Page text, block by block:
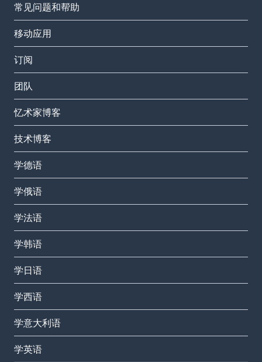
常见问题和帮助
移动应用
订阅
团队
忆术家博客
技术博客
学德语
学俄语
学法语
学韩语
学日语
学西语
学意大利语
学英语